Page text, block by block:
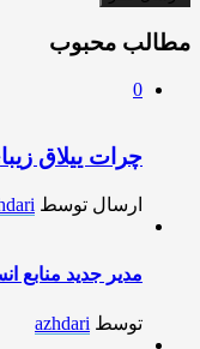
مطالب محبوب
0
چرات ییلاق
ارسال توسط
مدیر جدید منابع
توسط azhdari